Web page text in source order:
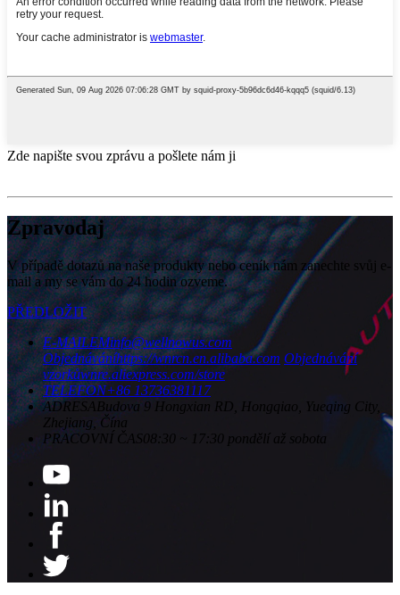
Zde napište svou zprávu a pošlete nám ji
Zpravodaj
V případě dotazů na naše produkty nebo ceník nám zanechte svůj e-
mail a my se vám do 24 hodin ozveme.
PŘEDLOŽIT
E-MAILEMinfo@wellnowus.com
Objednáváníhttps://wnrcn.en.alibaba.com Objednávání
vzorkůwnre.aliexpress.com/store
TELEFON+86 13736381117
ADRESA Budova 9 Hongxian RD, Hongqiao, Yueqing City,
Zhejiang, Čína
PRACOVNÍ ČAS08:30 ~ 17:30 pondělí až sobota